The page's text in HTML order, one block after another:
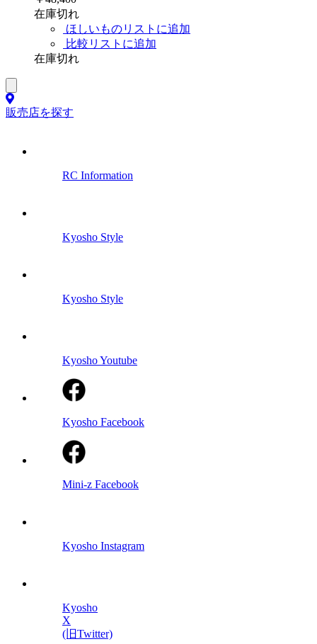
在庫切れ
ほしいものリストに追加
比較リストに追加
在庫切れ
販売店を探す
RC Information
Kyosho Style
Kyosho Style
Kyosho Youtube
Kyosho Facebook
Mini-z Facebook
Kyosho Instagram
Kyosho
X
(旧Twitter)